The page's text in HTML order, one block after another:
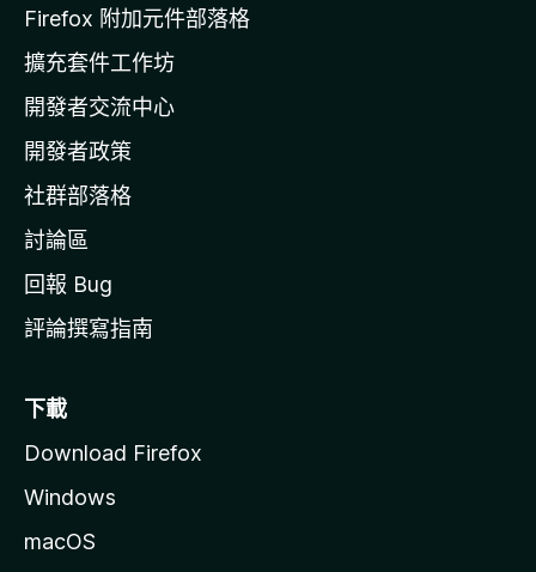
l
a
官
網
Firefox 附加元件部落格
擴充套件工作坊
開發者交流中心
開發者政策
社群部落格
討論區
回報 Bug
評論撰寫指南
下載
Download Firefox
Windows
macOS